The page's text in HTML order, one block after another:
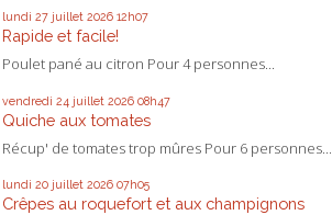
lundi 27 juillet 2026 12h07
Rapide et facile!
Poulet pané au citron Pour 4 personnes...
vendredi 24 juillet 2026 08h47
Quiche aux tomates
Récup' de tomates trop mûres Pour 6 personnes...
lundi 20 juillet 2026 07h05
Crêpes au roquefort et aux champignons